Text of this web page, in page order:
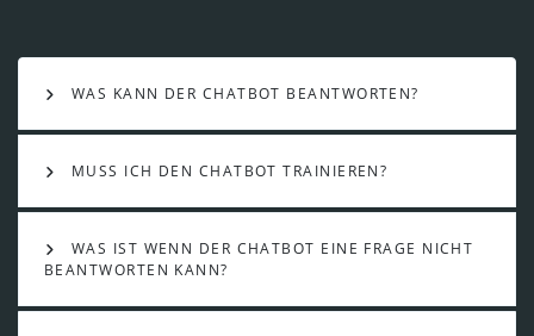
WAS KANN DER CHATBOT BEANTWORTEN?
MUSS ICH DEN CHATBOT TRAINIEREN?
WAS IST WENN DER CHATBOT EINE FRAGE NICHT
BEANTWORTEN KANN?